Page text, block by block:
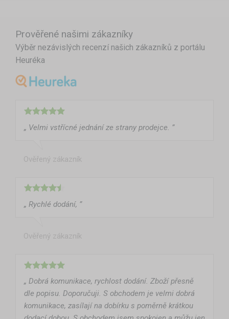
Prověřené našimi zákazníky
Výběr nezávislých recenzí našich zákazníků z portálu
Heuréka
„ Velmi vstřícné jednání ze strany prodejce. ”
Ověřený zákazník
„ Rychlé dodání, ”
Ověřený zákazník
„ Dobrá komunikace, rychlost dodání. Zboží přesně
dle popisu. Doporučuji. S obchodem je velmi dobrá
komunikace, zasílají na dobírku s poměrně krátkou